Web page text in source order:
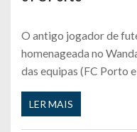
O antigo jogador de
homenageada no
das equipas (FC Porto
LER MAIS